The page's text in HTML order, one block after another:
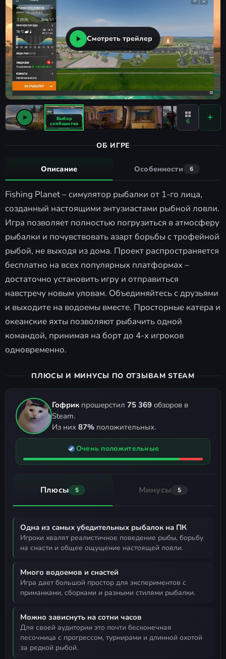
Смотреть трейлер
6
ОБ ИГРЕ
Описание Особенности 6
Fishing Planet – симулятор рыбалки от 1-го лица,
созданный настоящими энтузиастами рыбной ловли.
Игра позволяет полностью погрузиться в атмосферу
рыбалки и почувствовать азарт борьбы с трофейной
рыбой, не выходя из дома. Проект распространяется
бесплатно на всех популярных платформах –
достаточно установить игру и отправиться
навстречу новым уловам. Объединяйтесь с друзьями
и выходите на водоемы вместе. Просторные катера и
океанские яхты позволяют рыбачить одной
командой, принимая на борт до 4-х игроков
одновременно.
ПЛЮСЫ И МИНУСЫ ПО ОТЗЫВАМ STEAM
Гофрик прошерстил 75 369 обзоров в
Steam.
Из них 87% положительных.
Очень положительные
Плюсы 5 Минусы 5
Одна из самых убедительных рыбалок на ПК
игроки хвалят реалистичное поведение рыбы, борьбу
на снасти и общее ощущение настоящей ловли.
Много водоемов и снастей
игра дает большой простор для экспериментов с
приманками, сборками и разными стилями рыбалки.
Можно зависнуть на сотни часов
для своей аудитории это почти бесконечная
песочница с прогрессом, турнирами и длинной охотой
за редкой рыбой.